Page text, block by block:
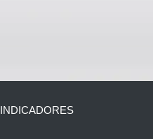
INDICADORES